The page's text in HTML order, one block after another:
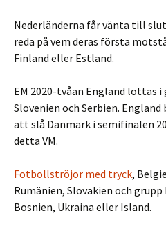
Nederländerna får vänta till
reda på vem deras första
Finland eller Estland.
EM 2020-tvåan England lottas i
Slovenien och Serbien.
att slå Danmark i semifinalen
detta VM.
Fotbollströjor med tryck,
Rumänien, Slovakien och
Bosnien, Ukraina eller Island.